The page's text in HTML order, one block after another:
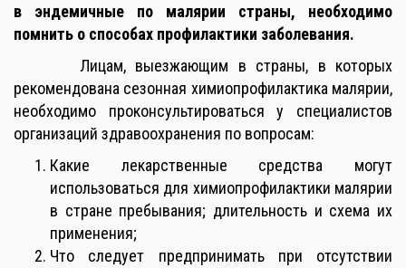
в эндемичные по малярии страны, необходимо
помнить о способах профилактики заболевания.
Лицам, выезжающим в страны, в которых
рекомендована сезонная химиопрофилактика малярии,
необходимо проконсультироваться у специалистов
организаций здравоохранения по вопросам:
Какие лекарственные средства могут
использоваться для химиопрофилактики малярии
в стране пребывания; длительность и схема их
применения;
Что следует предпринимать при отсутствии